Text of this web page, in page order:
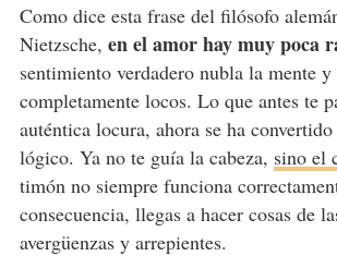
Como dice esta frase del filósofo
Nietzsche, en el amor hay muy poca
sentimiento verdadero nubla la mente y
completamente locos. Lo que antes te
auténtica locura, ahora se ha
lógico. Ya no te guía la cabeza, sino el
timón no siempre funciona
consecuencia, llegas a hacer cosas de
avergüenzas y arrepientes.